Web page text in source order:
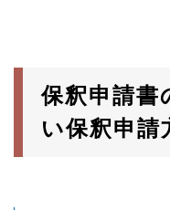
保釈申請書
い保釈申請